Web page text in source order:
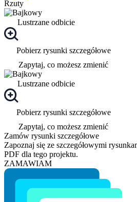
Rzuty
Lustrzane odbicie
Pobierz rysunki szczegółowe
Zapytaj, co możesz zmienić
Lustrzane odbicie
Pobierz rysunki szczegółowe
Zapytaj, co możesz zmienić
Zamów rysunki szczegółowe
Zapoznaj się ze szczegółowymi
PDF dla tego projektu.
ZAMAWIAM